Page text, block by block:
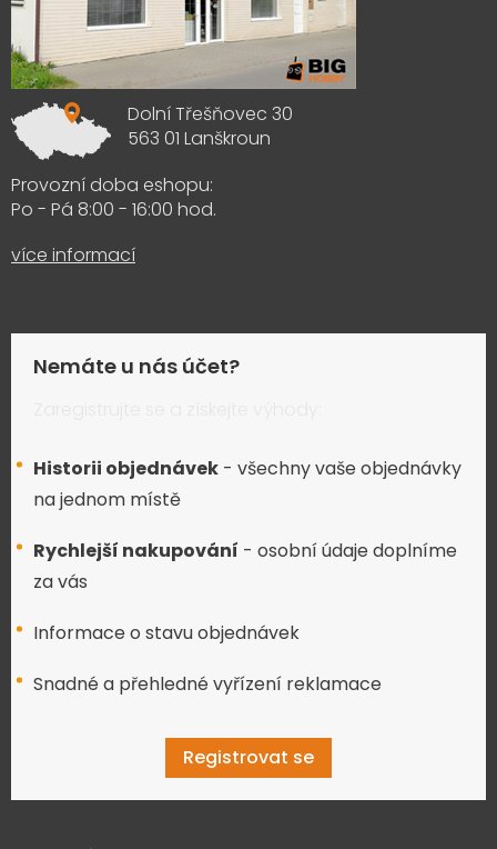
Dolní Třešňovec 30
563 01 Lanškroun
Provozní doba eshopu:
Po - Pá 8:00 - 16:00 hod.
více informací
Nemáte u nás účet?
Historii objednávek - všechny vaše objednávky
na jednom místě
Rychlejší nakupování - osobní údaje doplníme
za vás
Informace o stavu objednávek
Snadné a přehledné vyřízení reklamace
Registrovat se